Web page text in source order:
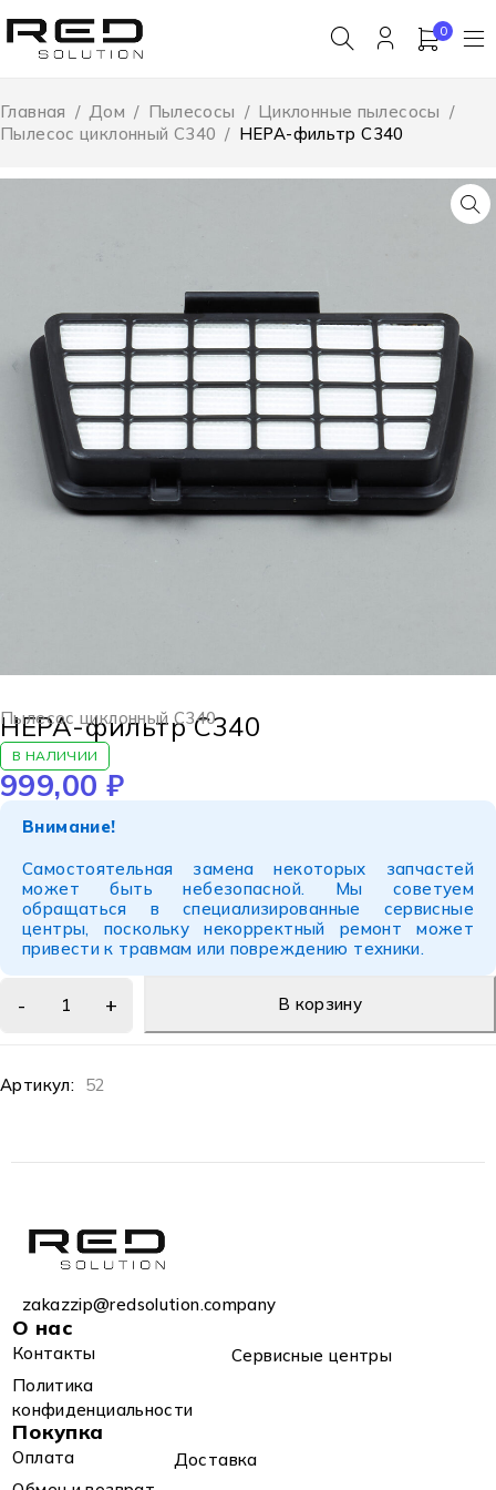
0
Главная / Дом / Пылесосы / Циклонные пылесосы /
Пылесос циклонный C340 / HEPA-фильтр C340
Пылесос циклонный C340
HEPA-фильтр C340
В НАЛИЧИИ
999,00 ₽
Внимание!
Самостоятельная замена некоторых запчастей
может быть небезопасной. Мы советуем
обращаться в специализированные сервисные
центры, поскольку некорректный ремонт может
привести к травмам или повреждению техники.
В корзину
Артикул: 52
zakazzip@redsolution.company
О нас
Контакты
Сервисные центры
Политика
конфиденциальности
Покупка
Оплата
Доставка